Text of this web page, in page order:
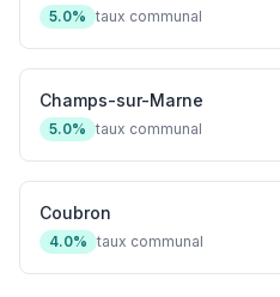
5.0% taux communal
Champs-sur-Marne
5.0% taux communal
Coubron
4.0% taux communal